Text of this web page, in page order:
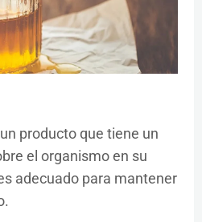
producto que tiene un
el organismo en su
adecuado para mantener